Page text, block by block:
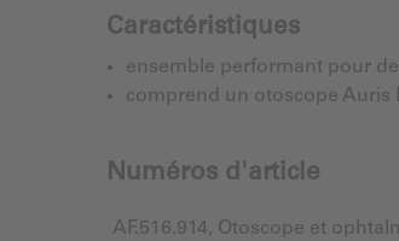
Caractéristiques
ensemble performant pour
comprend un otoscope Auris
Numéros d'article
AF.516.914, Otoscope et